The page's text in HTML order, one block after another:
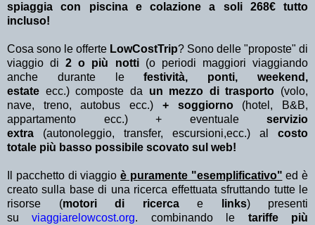
spiaggia con piscina e colazione a soli 268€ tutto
incluso!
Cosa sono le offerte LowCostTrip? Sono delle "proposte" di
viaggio di2 o più notti (o periodi maggiori viaggiando
anche durante lefestività, ponti, weekend,
estate ecc.) composte da un mezzo di trasporto (volo,
nave, treno, autobus ecc.) + soggiorno(hotel, B&B,
appartamento ecc.) + eventuale servizio
extra (autonoleggio, transfer, escursioni,ecc.) al costo
totale più basso possibile scovato sul web!
Il pacchetto di viaggio è puramente "esemplificativo" ed è
creato sulla base di una ricerca effettuata sfruttando tutte le
risorse (motori di ricerca e links) presenti
suviaggiarelowcost.org. combinando le tariffe più